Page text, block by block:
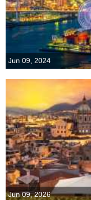
Jun 09, 2024
Jun 09, 2026